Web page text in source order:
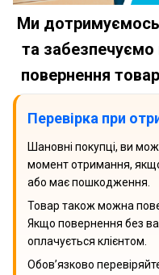
Ми дотримуємось
та
повернення
Перевірка при
Шановні покупці, ви
момент отримання,
або має пошкодження.
Товар також можна
Якщо повернення без
оплачується клієнтом.
Обов’язково